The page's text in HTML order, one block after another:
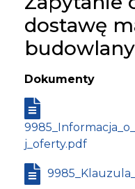
dostawę
Dokumenty
j_oferty.pdf